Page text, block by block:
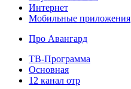
Интернет
Мобильные приложения
Про Авангард
ТВ-Программа
Основная
12 канал отр